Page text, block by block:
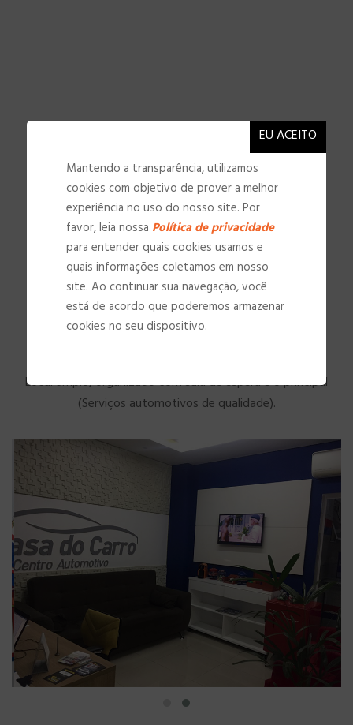
NOSSAS INSTALAÇÕES
Local amplo, organizado com sala de espera e o principal
(Serviços automotivos de qualidade).
Mantendo a transparência, utilizamos
cookies com objetivo de prover a melhor
experiência no uso do nosso site. Por
favor, leia nossa Política de privacidade
para entender quais cookies usamos e
quais informações coletamos em nosso
site. Ao continuar sua navegação, você
está de acordo que poderemos armazenar
cookies no seu dispositivo.